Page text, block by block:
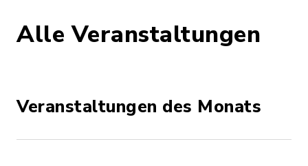
Alle Veranstaltungen
Veranstaltungen des Monats